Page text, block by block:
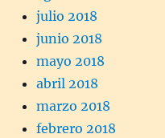
julio 2018
junio 2018
mayo 2018
abril 2018
marzo 2018
febrero 2018